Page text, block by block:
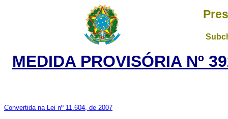
MEDIDA PROVISÓRIA Nº
Convertida na Lei nº 11.604, de 2007